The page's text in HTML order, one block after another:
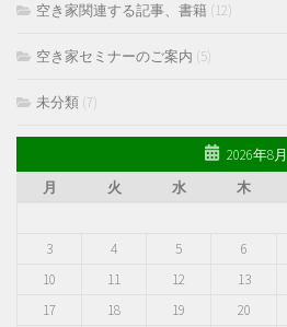
空き家関連する記事、書籍 (12)
空き家セミナーのご案内 (5)
未分類 (7)
2026年8月
月
火 水 木
3
4 5 6
10
11 12 13
17
18 19 20